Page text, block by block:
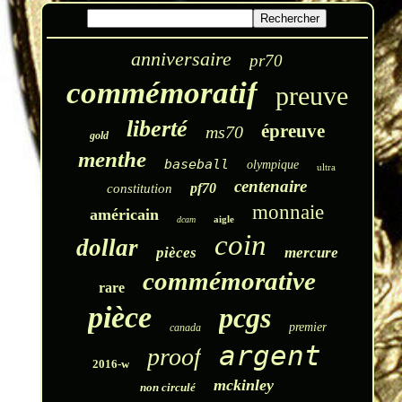
anniversaire pr70
commémoratif preuve
gold liberté ms70 épreuve
menthe baseball olympique ultra
constitution pf70 centenaire
américain dcam aigle monnaie
dollar pièces coin mercure
rare commémorative
pièce canada pcgs premier
2016-w proof argent
non circulé mckinley